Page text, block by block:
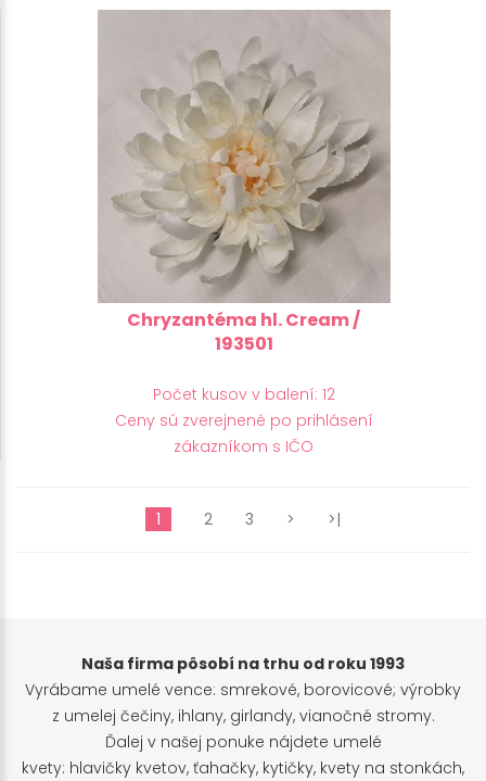
Chryzantéma hl. Cream /
193501
Počet kusov v balení: 12
Ceny sú zverejnené po prihlásení
zákazníkom s IČO
1 2 3 > >|
Naša firma pôsobí na trhu od roku 1993
Vyrábame umelé vence: smrekové, borovicové; výrobky
z umelej čečiny, ihlany, girlandy, vianočné stromy.
Ďalej v našej ponuke nájdete umelé
kvety: hlavičky kvetov, ťahačky, kytičky, kvety na stonkách,